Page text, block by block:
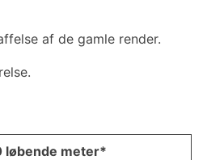
af de gamle render.
løbende meter*